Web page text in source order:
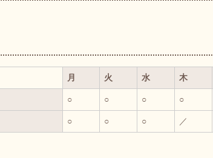
月 火 水 木
○ ○ ○ ○
○ ○ ○ ／